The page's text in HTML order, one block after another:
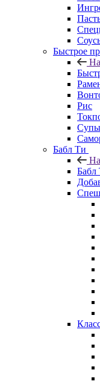
Быстрое
Рис
Супы
Бабл Ти
Бабл